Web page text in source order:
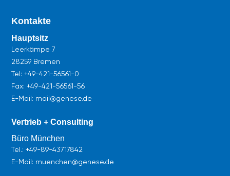
Kontakte
Hauptsitz
Leerkämpe 7
28259 Bremen
Tel:+49-421-56561-0
Fax: +49-421-56561-56
E-Mail: mail@genese.de
Vertrieb + Consulting
Büro München
Tel.:+49-89-43717842
E-Mail: muenchen@genese.de